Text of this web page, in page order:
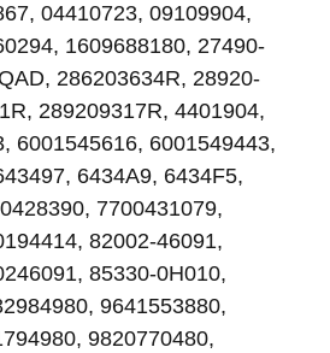
04410723, 09109904,
1609688180, 27490-
286203634R, 28920-
289209317R, 4401904,
6001545616, 6001549443,
6434A9, 6434F5,
7700431079,
82002-46091,
85330-0H010,
9641553880,
9820770480,